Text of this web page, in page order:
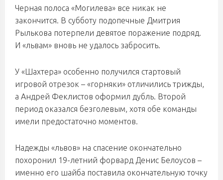
Черная полоса «Могилева» все никак не
закончится. В субботу подопечные Дмитрия
Рылькова потерпели девятое поражение подряд.
И «львам» вновь не удалось забросить.
У «Шахтера» особенно получился стартовый
игровой отрезок – «горняки» отличились трижды,
а Андрей Феклистов оформил дубль. Второй
период оказался безголевым, хотя обе команды
имели предостаточно моментов.
Надежды «львов» на спасение окончательно
похоронил 19-летний форвард Денис Белоусов –
именно его шайба поставила окончательную точку